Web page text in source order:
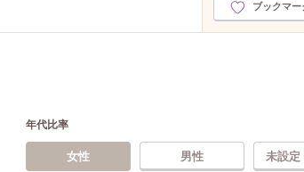
ブックマー
年代比率
女性 男性 未設定